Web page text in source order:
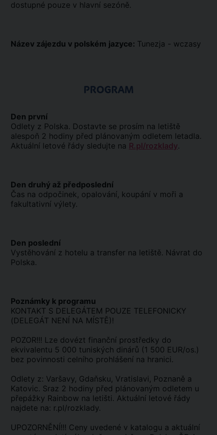
dostupné pouze v hlavní sezóně.
Název zájezdu v polském jazyce: Tunezja - wczasy
PROGRAM
Den první
Odlety z Polska. Dostavte se prosím na letiště
alespoň 2 hodiny před plánovaným odletem letadla.
Aktuální letové řády sledujte na R.pl/rozklady.
Den druhý až předposlední
Čas na odpočinek, opalování, koupání v moři a
fakultativní výlety.
Den poslední
Vystěhování z hotelu a transfer na letiště. Návrat do
Polska.
Poznámky k programu
KONTAKT S DELEGÁTEM POUZE TELEFONICKY
(DELEGÁT NENÍ NA MÍSTĚ)!
POZOR!!! Lze dovézt finanční prostředky do
ekvivalentu 5 000 tuniských dinárů (1 500 EUR/os.)
bez povinnosti celního prohlášení na hranici.
Odlety z: Varšavy, Gdaňsku, Vratislavi, Poznaně a
Katovic. Sraz 2 hodiny před plánovaným odletem u
přepážky Rainbow na letišti. Aktuální letové řády
najdete na: r.pl/rozklady.
UPOZORNĚNÍ!!! Ceny uvedené v katalogu a aktuální